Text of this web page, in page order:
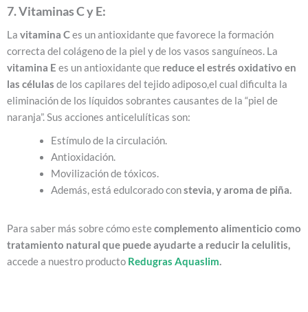
7. Vitaminas C y E:
La vitamina Ces un antioxidante que favorece la formación
correcta del colágeno de la piel y de los vasos sanguíneos. La
vitamina E es un antioxidante que reduce el estrés oxidativo en
las células de los capilares del tejido adiposo,el cual dificulta la
eliminación de los líquidos sobrantes causantes de la “piel de
naranja”.Sus acciones anticelulíticas son:
Estímulo de la circulación.
Antioxidación.
Movilización de tóxicos.
Además, está edulcorado constevia, y aroma de piña.
Para saber más sobre cómo estecomplemento alimenticio como
tratamiento natural que puede ayudarte a reducir la celulitis,
accede a nuestro producto Redugras Aquaslim.